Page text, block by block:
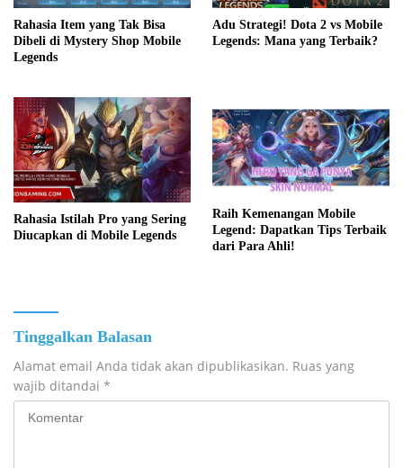
Rahasia Item yang Tak Bisa
Dibeli di Mystery Shop Mobile
Legends
Adu Strategi! Dota 2 vs Mobile
Legends: Mana yang Terbaik?
Rahasia Istilah Pro yang Sering
Diucapkan di Mobile Legends
Raih Kemenangan Mobile
Legend: Dapatkan Tips Terbaik
dari Para Ahli!
Tinggalkan Balasan
Alamat email Anda tidak akan dipublikasikan. Ruas yang
wajib ditandai *